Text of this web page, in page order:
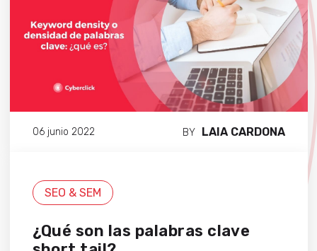
06 junio 2022 BY LAIA CARDONA
SEO & SEM
¿Qué son las palabras clave